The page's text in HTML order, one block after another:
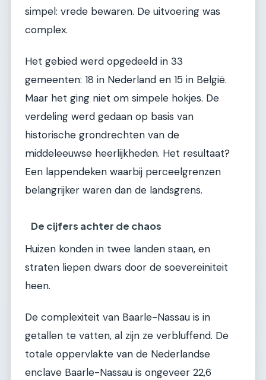
simpel: vrede bewaren. De uitvoering was
complex.
Het gebied werd opgedeeld in 33
gemeenten: 18 in Nederland en 15 in België.
Maar het ging niet om simpele hokjes. De
verdeling werd gedaan op basis van
historische grondrechten van de
middeleeuwse heerlijkheden. Het resultaat?
Een lappendeken waarbij perceelgrenzen
belangrijker waren dan de landsgrens.
De cijfers achter de chaos
Huizen konden in twee landen staan, en
straten liepen dwars door de soevereiniteit
heen.
De complexiteit van Baarle-Nassau is in
getallen te vatten, al zijn ze verbluffend. De
totale oppervlakte van de Nederlandse
enclave Baarle-Nassau is ongeveer 22,6